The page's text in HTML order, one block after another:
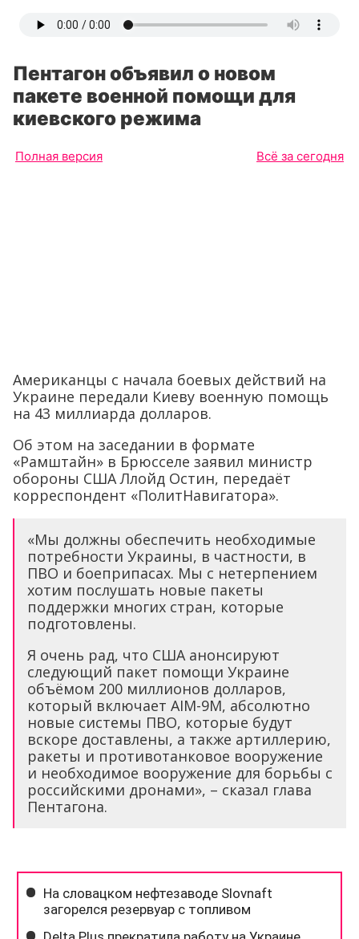
Пентагон объявил о новом
пакете военной помощи для
киевского режима
Полная версия Всё за сегодня
Американцы с начала боевых действий на
Украине передали Киеву военную помощь
на 43 миллиарда долларов.
Об этом на заседании в формате
«Рамштайн» в Брюсселе заявил министр
обороны США Ллойд Остин, передаёт
корреспондент «ПолитНавигатора».
«Мы должны обеспечить необходимые
потребности Украины, в частности, в
ПВО и боеприпасах. Мы с нетерпением
хотим послушать новые пакеты
поддержки многих стран, которые
подготовлены.
Я очень рад, что США анонсируют
следующий пакет помощи Украине
объёмом 200 миллионов долларов,
который включает AIM-9M, абсолютно
новые системы ПВО, которые будут
вскоре доставлены, а также артиллерию,
ракеты и противотанковое вооружение
и необходимое вооружение для борьбы с
российскими дронами», – сказал глава
Пентагона.